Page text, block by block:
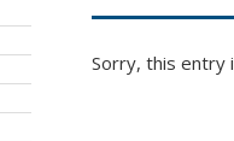
Sorry, this entry